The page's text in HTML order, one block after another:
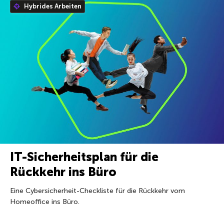
Hybrides Arbeiten
IT-Sicherheitsplan für die
Rückkehr ins Büro
Eine Cybersicherheit-Checkliste für die Rückkehr vom
Homeoffice ins Büro.